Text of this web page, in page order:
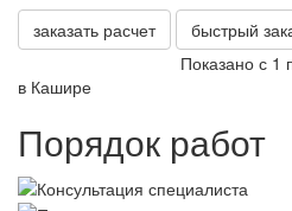
заказать расчет
быстрый
Показано с 1
в Кашире
Порядок работ